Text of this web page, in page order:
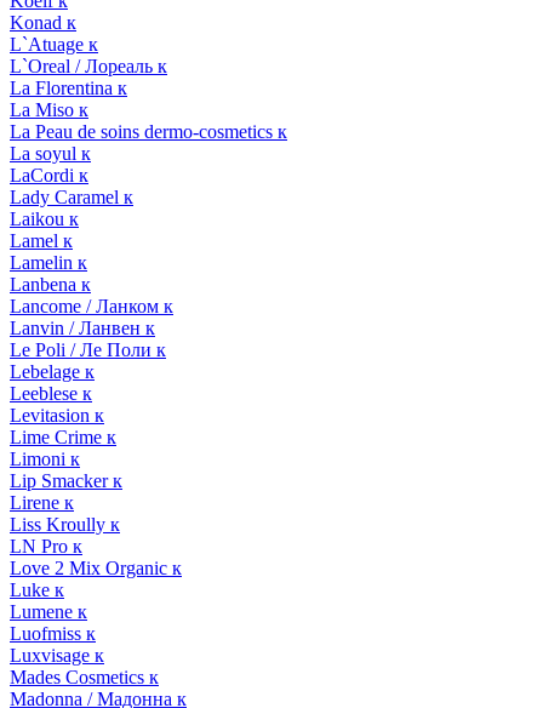
Konad к
L`Atuage к
L`Oreal / Лореаль к
La Florentina к
La Miso к
La Peau de soins dermo-cosmetics к
La soyul к
LaCordi к
Lady Caramel к
Laikou к
Lamel к
Lamelin к
Lanbena к
Lancome / Ланком к
Lanvin / Ланвен к
Le Poli / Ле Поли к
Lebelage к
Leeblese к
Levitasion к
Lime Crime к
Limoni к
Lip Smacker к
Lirene к
Liss Kroully к
LN Pro к
Love 2 Mix Organic к
Luke к
Lumene к
Luofmiss к
Luxvisage к
Mades Cosmetics к
Madonna / Мадонна к